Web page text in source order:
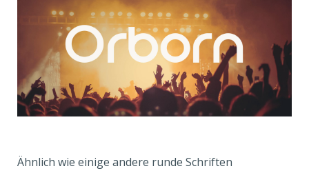
Ähnlich wie einige andere runde Schriften